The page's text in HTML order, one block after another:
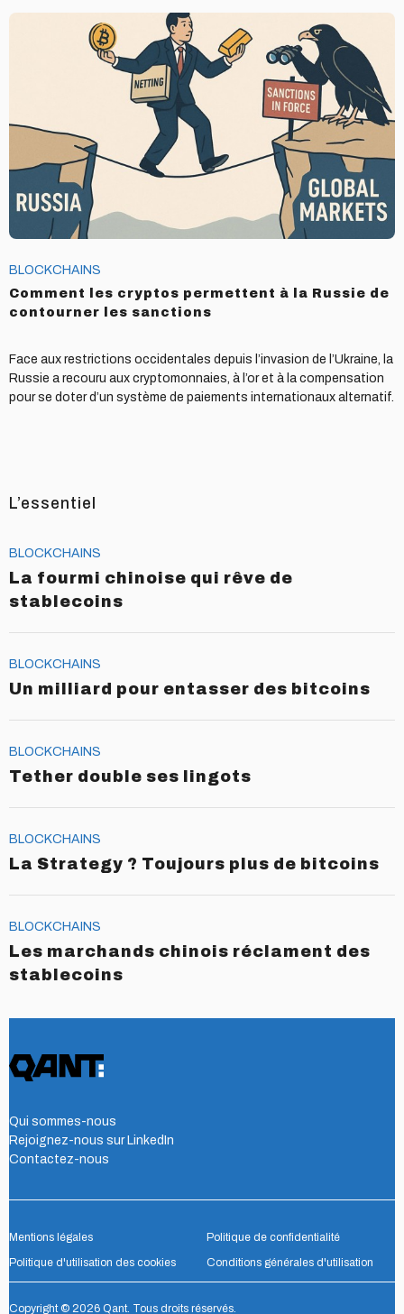
Russie
contourner
les
sanctions
BLOCKCHAINS
Comment les cryptos permettent à la Russie de
contourner les sanctions
Face aux restrictions occidentales depuis l’invasion de l’Ukraine, la
Russie a recouru aux cryptomonnaies, à l’or et à la compensation
pour se doter d’un système de paiements internationaux alternatif.
L’essentiel
BLOCKCHAINS
La fourmi chinoise qui rêve de
stablecoins
BLOCKCHAINS
Un milliard pour entasser des bitcoins
BLOCKCHAINS
Tether double ses lingots
BLOCKCHAINS
La Strategy ? Toujours plus de bitcoins
BLOCKCHAINS
Les marchands chinois réclament des
stablecoins
Qui sommes-nous
Rejoignez-nous sur LinkedIn
Contactez-nous
Mentions légales
Politique de confidentialité
Politique d'utilisation des cookies
Conditions générales d'utilisation
Copyright © 2026 Qant. Tous droits réservés.